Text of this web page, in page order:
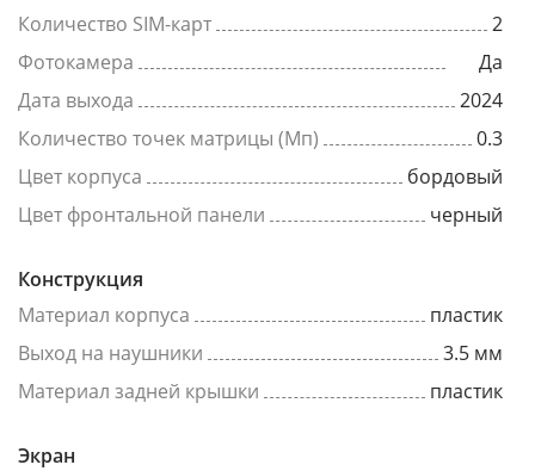
Количество SIM-карт
2
Фотокамера
Да
Дата выхода
2024
Количество точек матрицы (Мп)
0.3
Цвет корпуса
бордовый
Цвет фронтальной панели
черный
Конструкция
Материал корпуса
пластик
Выход на наушники
3.5 мм
Материал задней крышки
пластик
Экран